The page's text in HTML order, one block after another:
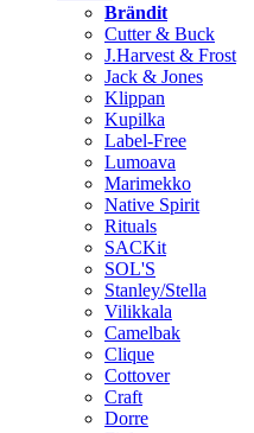
Brändit
Cutter & Buck
J.Harvest & Frost
Jack & Jones
Klippan
Kupilka
Label-Free
Lumoava
Marimekko
Native Spirit
Rituals
SACKit
SOL'S
Stanley/Stella
Vilikkala
Camelbak
Clique
Cottover
Craft
Dorre